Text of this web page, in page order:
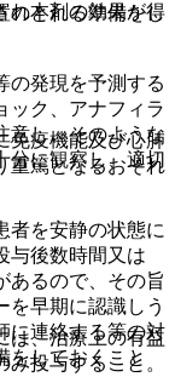
れ本剤の効果が得
免疫機能及び心肺
重篤となるおそれ
は、治療上の有益
投与すること。
のとれる準備をし
発現を予測する
ック、アナフィラ
意し、そのような
分に観察し、適切
を安静の状態に
与後数時間又は
あるので、その旨
を早期に認識しう
に連絡する等の対
をしておくこと